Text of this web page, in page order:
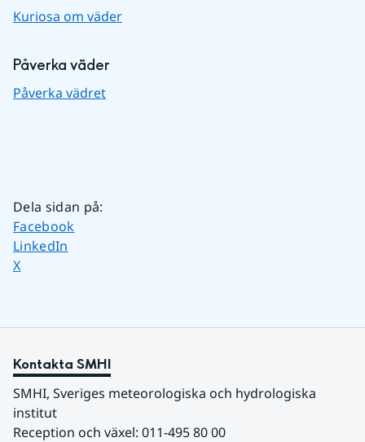
Kuriosa om väder
Påverka väder
Påverka vädret
Dela sidan på:
Dela sidan på
Facebook
Dela sidan på
LinkedIn
Dela sidan på
X
Kontakta SMHI
SMHI, Sveriges meteorologiska och hydrologiska
institut
Reception och växel: 011-495 80 00